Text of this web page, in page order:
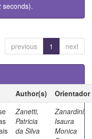
seconds).
previous 1 next
Author(s)
Orientador
Zanetti,
Patricia
da Silva
Zanardini,
Isaura
Monica